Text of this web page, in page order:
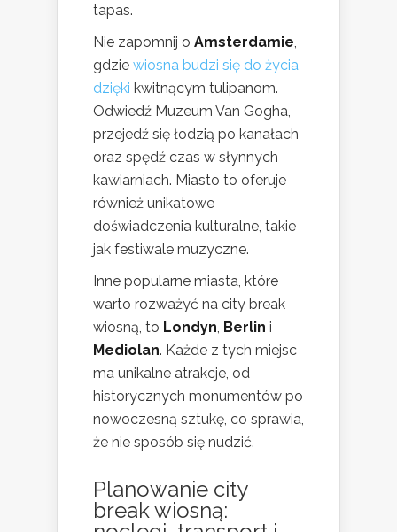
tapas.
Nie zapomnij o Amsterdamie
gdzie wiosna budzi się do życia
dzięki kwitnącym tulipanom.
Odwiedź Muzeum Van Gogha,
przejedź się łodzią po kanałach
oraz spędź czas w słynnych
kawiarniach. Miasto to oferuje
również unikatowe
doświadczenia kulturalne, takie
jak festiwale muzyczne.
Inne popularne miasta, które
warto rozważyć na city break
wiosną, to Londyn Berlin i
Mediolan. Każde z tych miejsc
ma unikalne atrakcje, od
historycznych monumentów po
nowoczesną sztukę, co sprawia,
że nie sposób się nudzić.
Planowanie city
break wiosną: